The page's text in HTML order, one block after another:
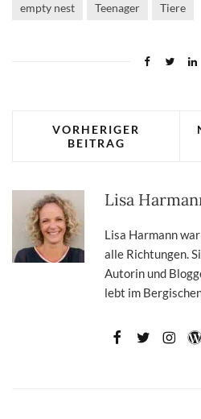
empty nest Teenager Tiere
VORHERIGER
BEITRAG
Lisa
Lisa Harmann
alle Richtungen.
Autorin und
lebt im